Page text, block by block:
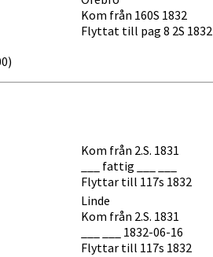
Kom från 160S 1832
Flyttat till pag 8 2S 1832
Kom från 2.S. 1831
___ fattig ___ ___
Flyttar till 117s 1832
Linde
Kom från 2.S. 1831
___ ___ 1832-06-16
Flyttar till 117s 1832